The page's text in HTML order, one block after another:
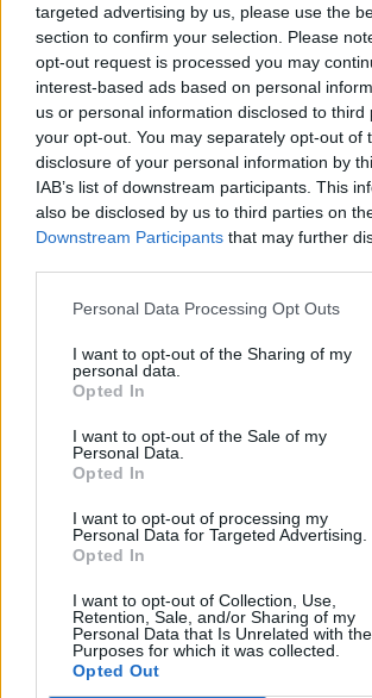
targeted advertising by us, please use the
section to confirm your selection. Please
opt-out request is processed you may
interest-based ads based on personal
us or personal information disclosed to third
your opt-out. You may separately opt-out of
disclosure of your personal information by
IAB’s list of downstream participants. This
also be disclosed by us to third parties on
Downstream Participants that may further
Personal Data Processing Opt Outs
I want to opt-out of the Sharing of my
personal data.
Opted In
I want to opt-out of the Sale of my
Personal Data.
Opted In
I want to opt-out of processing my
Personal Data for Targeted Advertising.
Opted In
I want to opt-out of Collection, Use,
Retention, Sale, and/or Sharing of my
Personal Data that Is Unrelated with the
Purposes for which it was collected.
Opted Out
12:54
Ισπανία: Οι αρμόδιες αρχές έλεγξαν
ταξιδιωτών από την Ιταλία
12:54
Κρήτη: Ριπές ανέμου έως 110 χλμ την ώρα -
"κόκκινος" συναγερμός
12:44
Άρτα: Απολογούνται ο διευθυντής και ο
ασφαλείας του ΔΕΔΔΗΕ
Τουρνάς: Σε επιφυλακή ο κρατικός
να κάνουν μπάνιο οι επιβάτες του - Δείτε
Κίσσαμος: 32χρονος κατηγορείται για
επιχειρήσεις
ΠΕΡΙΣΣΟΤΕΡΑ